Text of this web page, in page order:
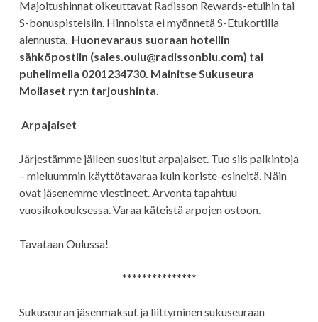
Majoitushinnat oikeuttavat Radisson Rewards-etuihin tai
S-bonuspisteisiin. Hinnoista ei myönnetä S-Etukortilla
alennusta. Huonevaraus suoraan hotellin
sähköpostiin (sales.oulu@radissonblu.com) tai
puhelimella 0201234730. Mainitse Sukuseura
Moilaset ry:n tarjoushinta.
Arpajaiset
Järjestämme jälleen suositut arpajaiset. Tuo siis palkintoja
– mieluummin käyttötavaraa kuin koriste-esineitä. Näin
ovat jäsenemme viestineet. Arvonta tapahtuu
vuosikokouksessa. Varaa käteistä arpojen ostoon.
Tavataan Oulussa!
***************
Sukuseuran jäsenmaksut ja liittyminen sukuseuraan